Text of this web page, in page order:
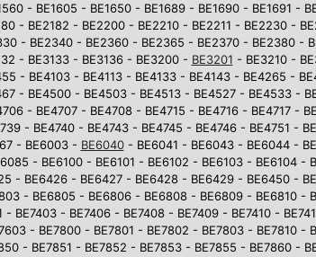
- BE1605 - BE1650 - BE1689 - BE1690 - BE1691 -
- BE2182 - BE2200 - BE2210 - BE2211 - BE2230 -
- BE2340 - BE2360 - BE2365 - BE2370 - BE2380 -
- BE3133 - BE3136 - BE3200 - BE3201 - BE3210 -
- BE4103 - BE4113 - BE4133 - BE4143 - BE4265 -
- BE4500 - BE4503 - BE4513 - BE4527 - BE4533 -
- BE4707 - BE4708 - BE4715 - BE4716 - BE4717 -
- BE4740 - BE4743 - BE4745 - BE4746 - BE4751 -
- BE6003 - BE6040- BE6041 - BE6043 - BE6044 -
- BE6100 - BE6101 - BE6102 - BE6103 - BE6104 -
- BE6426 - BE6427 - BE6428 - BE6429 - BE6450 -
- BE6805 - BE6806 - BE6808 - BE6809 - BE6810 -
- BE7406 - BE7408 - BE7409 - BE7410 -
- BE7800 - BE7801 - BE7802 - BE7803 - BE7810 -
- BE7851 - BE7852 - BE7853 - BE7855 - BE7860 -